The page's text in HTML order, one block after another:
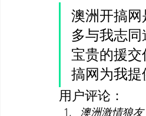
澳洲开搞
多与我志
宝贵的援
搞网为我
用户评论：
澳洲激情狼友